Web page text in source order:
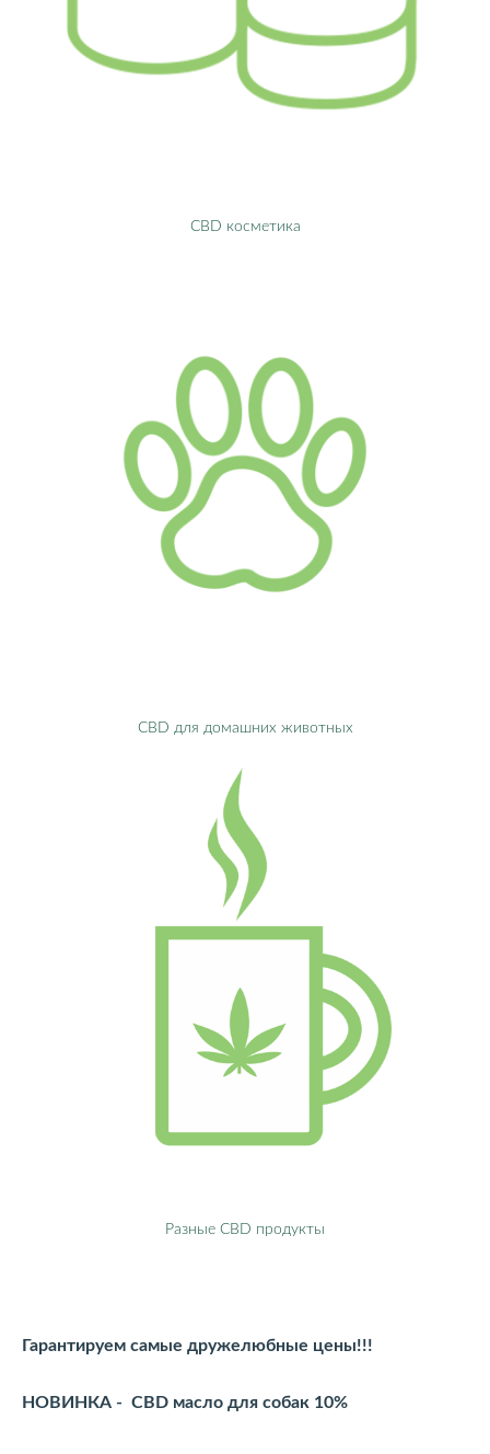
Гарантируем самые дружелюбные цены!!!
НОВИНКА - CBD масло для собак 10%
CBD косметика
CBD для домашних животных
Разные CBD продукты